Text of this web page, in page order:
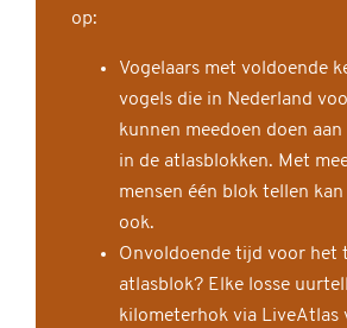
op:
Vogelaars met voldoende
vogels die in Nederland
kunnen meedoen doen
in de atlasblokken. Met
mensen één blok tellen
ook.
Onvoldoende tijd voor het
atlasblok? Elke losse
kilometerhok via LiveAtlas